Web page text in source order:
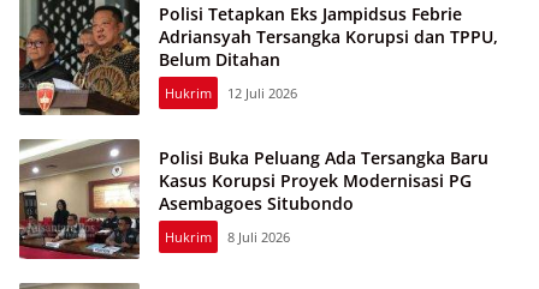
Polisi Tetapkan Eks Jampidsus Febrie
Adriansyah Tersangka Korupsi dan TPPU,
Belum Ditahan
Hukrim 12 Juli 2026
Polisi Buka Peluang Ada Tersangka Baru
Kasus Korupsi Proyek Modernisasi PG
Asembagoes Situbondo
Hukrim 8 Juli 2026